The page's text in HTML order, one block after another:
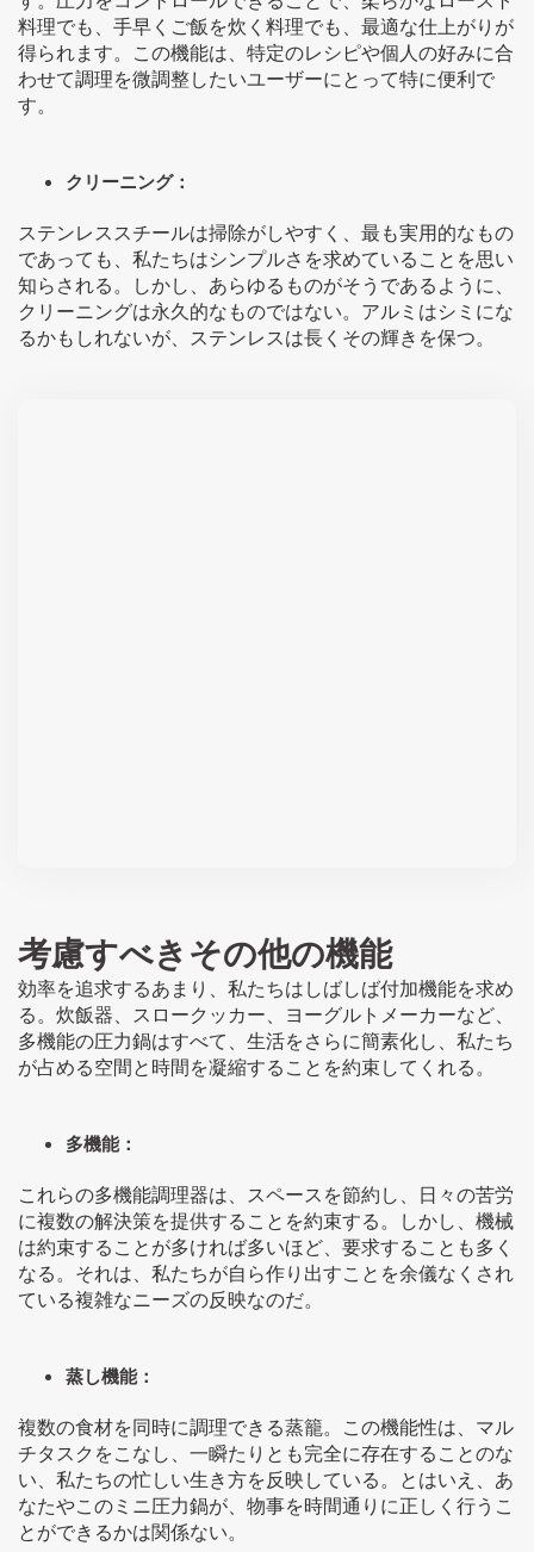
料理でも、手早くご飯を炊く料理でも、最適な仕上がりが
得られます。この機能は、特定のレシピや個人の好みに合
わせて調理を微調整したいユーザーにとって特に便利で
す。
クリーニング：
ステンレススチールは掃除がしやすく、最も実用的なもの
であっても、私たちはシンプルさを求めていることを思い
知らされる。しかし、あらゆるものがそうであるように、
クリーニングは永久的なものではない。アルミはシミにな
るかもしれないが、ステンレスは長くその輝きを保つ。
考慮すべきその他の機能
効率を追求するあまり、私たちはしばしば付加機能を求め
る。炊飯器、スロークッカー、ヨーグルトメーカーなど、
多機能の圧力鍋はすべて、生活をさらに簡素化し、私たち
が占める空間と時間を凝縮することを約束してくれる。
多機能：
これらの多機能調理器は、スペースを節約し、日々の苦労
に複数の解決策を提供することを約束する。しかし、機械
は約束することが多ければ多いほど、要求することも多く
なる。それは、私たちが自ら作り出すことを余儀なくされ
ている複雑なニーズの反映なのだ。
蒸し機能：
複数の食材を同時に調理できる蒸籠。この機能性は、マル
チタスクをこなし、一瞬たりとも完全に存在することのな
い、私たちの忙しい生き方を反映している。とはいえ、あ
なたやこのミニ圧力鍋が、物事を時間通りに正しく行うこ
とができるかは関係ない。